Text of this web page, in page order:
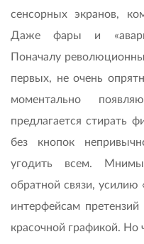
сенсорных экранов,
Даже фары и
Поначалу
первых, не очень
моментально
предлагается стирать
без кнопок
угодить всем.
обратной связи, усилию
интерфейсам
красочной графикой. Но